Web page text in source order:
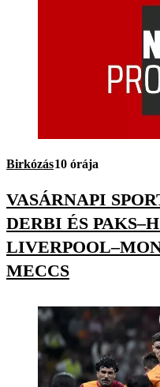
Birkózás10 órája
VASÁRNAPI
DERBI ÉS
MECCS